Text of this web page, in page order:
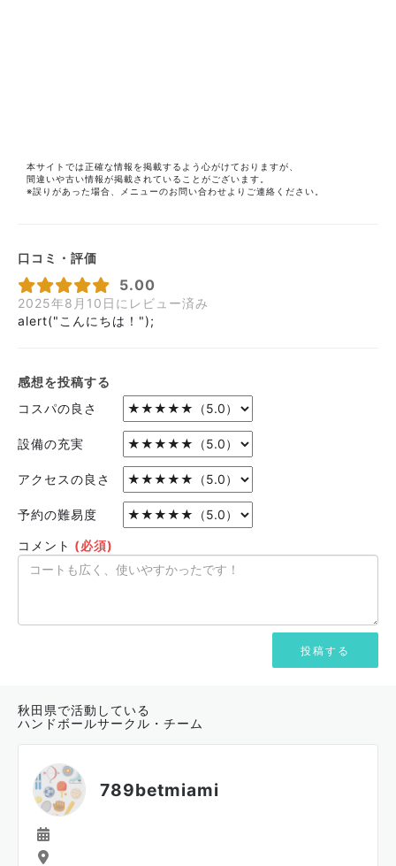
本サイトでは正確な情報を掲載するよう心がけておりますが、
間違いや古い情報が掲載されていることがございます。
※誤りがあった場合、メニューのお問い合わせよりご連絡ください。
口コミ・評価
5.00
2025年8月10日にレビュー済み
alert("こんにちは！");
感想を投稿する
コスパの良さ
設備の充実
アクセスの良さ
予約の難易度
コメント (必須)
秋田県で活動している
ハンドボールサークル・チーム
789betmiami